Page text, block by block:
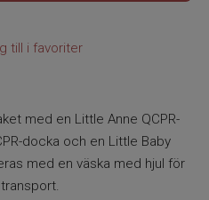
till i favoriter
med en Little Anne QCPR-
docka och en Little Baby
med en väska med hjul för